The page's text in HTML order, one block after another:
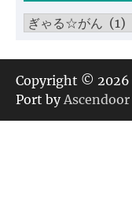
カ
ゴ
リ
ー
Copyright © 2026
Port by Ascendoor